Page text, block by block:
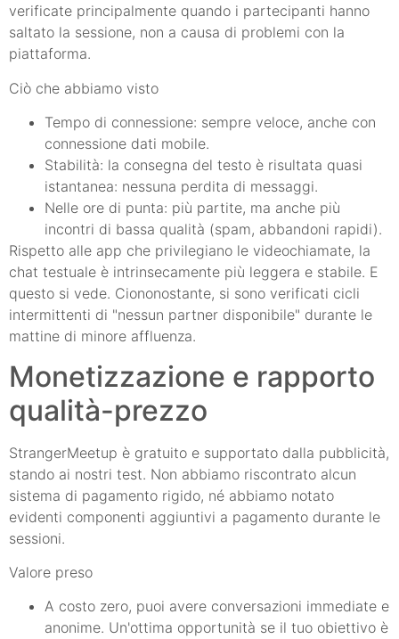
verificate principalmente quando i partecipanti hanno
saltato la sessione, non a causa di problemi con la
piattaforma.
Ciò che abbiamo visto
Tempo di connessione: sempre veloce, anche con
connessione dati mobile.
Stabilità: la consegna del testo è risultata quasi
istantanea: nessuna perdita di messaggi.
Nelle ore di punta: più partite, ma anche più
incontri di bassa qualità (spam, abbandoni rapidi).
Rispetto alle app che privilegiano le videochiamate, la
chat testuale è intrinsecamente più leggera e stabile. E
questo si vede. Ciononostante, si sono verificati cicli
intermittenti di "nessun partner disponibile" durante le
mattine di minore affluenza.
Monetizzazione e rapporto
qualità-prezzo
StrangerMeetup è gratuito e supportato dalla pubblicità,
stando ai nostri test. Non abbiamo riscontrato alcun
sistema di pagamento rigido, né abbiamo notato
evidenti componenti aggiuntivi a pagamento durante le
sessioni.
Valore preso
A costo zero, puoi avere conversazioni immediate e
anonime. Un'ottima opportunità se il tuo obiettivo è